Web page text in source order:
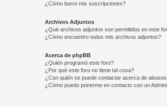
¿Cómo borro mis suscripciones?
Archivos Adjuntos
¿Qué archivos adjuntos son permitidos en este
¿Cómo encuentro todos mis archivos adjuntos?
Acerca de phpBB
¿Quién programó este foro?
¿Por qué este foro no tiene tal cosa?
¿Con quién se puede contactar acerca de
¿Cómo puedo ponerme en contacto con un